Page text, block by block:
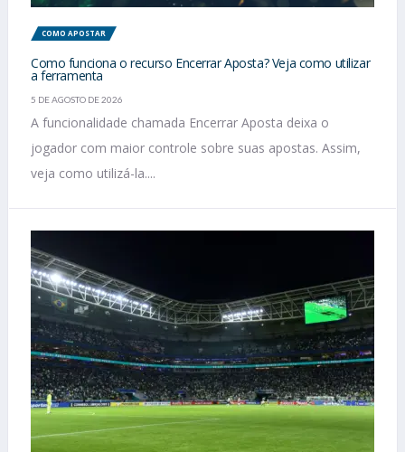
COMO APOSTAR
Como funciona o recurso Encerrar Aposta? Veja como utilizar
a ferramenta
5 DE AGOSTO DE 2026
A funcionalidade chamada Encerrar Aposta deixa o
jogador com maior controle sobre suas apostas. Assim,
veja como utilizá-la....